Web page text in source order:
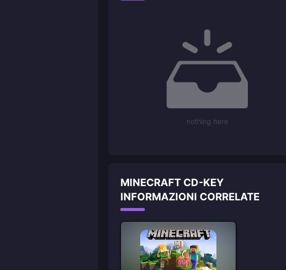
nothing here
MINECRAFT CD-KEY
INFORMAZIONI CORRELATE